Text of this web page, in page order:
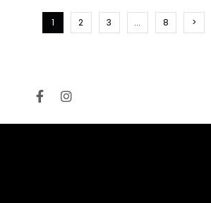
1 2 3 ... 8 >